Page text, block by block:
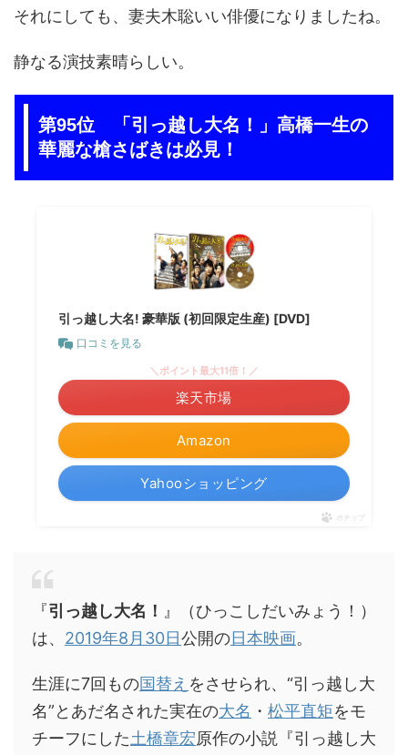
それにしても、妻夫木聡いい俳優になりましたね。
静なる演技素晴らしい。
第95位 「引っ越し大名！」高橋一生の
華麗な槍さばきは必見！
引っ越し大名! 豪華版 (初回限定生産) [DVD]
口コミを見る
Amazon
＼ポイント最大11倍！／
楽天市場
Yahooショッピング
ポチップ
『引っ越し大名！ 』（ひっこしだいみょう！）
は、 2019年8月30日公開の日本映画。
生涯に7回もの国替え をさせられ、“引っ越し大
名”とあだ名された実在の大名 ・ 松平直矩をモ
チーフにした土橋章宏原作の小説『引っ越し大